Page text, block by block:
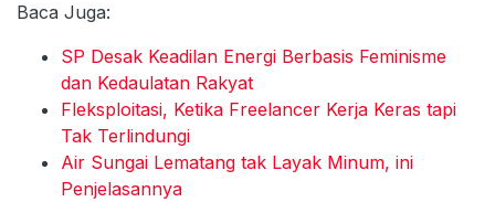
Baca Juga:
SP Desak Keadilan Energi Berbasis Feminisme
dan Kedaulatan Rakyat
Fleksploitasi, Ketika Freelancer Kerja Keras tapi
Tak Terlindungi
Air Sungai Lematang tak Layak Minum, ini
Penjelasannya